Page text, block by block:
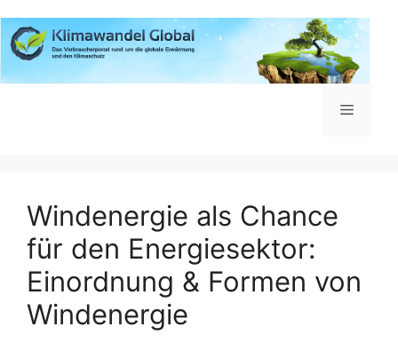
Inhalt
springen
Menü
Windenergie als Chance
für den Energiesektor:
Einordnung & Formen von
Windenergie